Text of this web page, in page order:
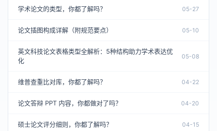
学术论文的类型，你都了解吗？ 05-27
论文插图构成详解（附规范要点） 05-10
英文科技论文表格类型全解析：5种结构助力学术表达优
化
05-08
维普查重比对库，你都了解吗？ 04-22
论文答辩 PPT 内容，你都做对了吗？ 04-20
硕士论文评分细则，你都了解吗？ 04-15